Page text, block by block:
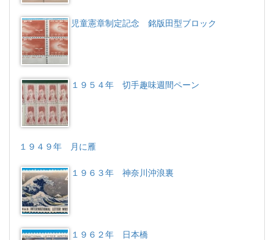
児童憲章制定記念 銘版田型ブロック
１９５４年 切手趣味週間ペーン
１９４９年 月に雁
１９６３年 神奈川沖浪裏
１９６２年 日本橋